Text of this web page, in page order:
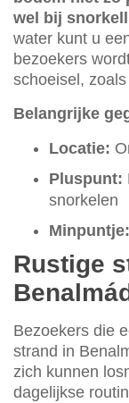
wel bij
water kunt u
bezoekers
schoeisel,
Belangrijke
Locatie:
Pluspunt:
snorkelen
Minpuntje:
Rustige
Bezoekers die
strand in
zich kunnen
dagelijkse